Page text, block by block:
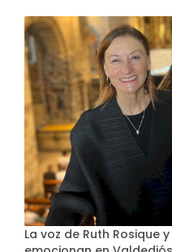
La voz de Ruth Rosique